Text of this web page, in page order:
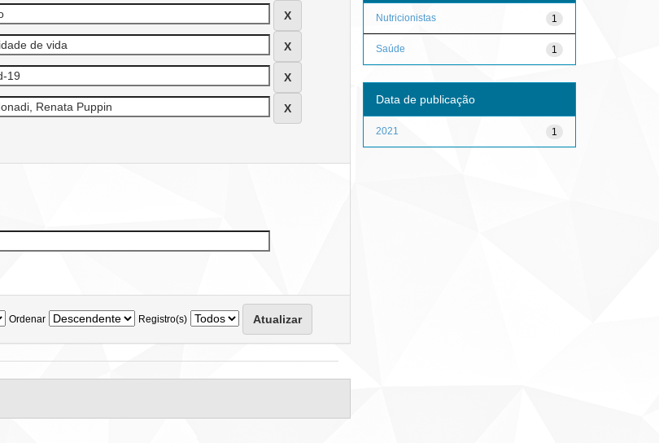
Ordenar Registro(s)
1
Nutricionistas
1
Saúde
Data de publicação
1
2021